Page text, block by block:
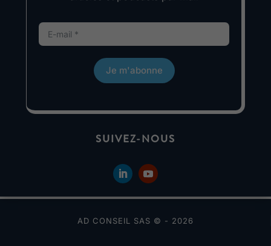
Je m'abonne
SUIVEZ-NOUS
AD CONSEIL SAS © - 2026